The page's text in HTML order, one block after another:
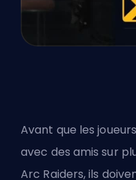
Avant que les
avec des amis sur
Arc Raiders, ils